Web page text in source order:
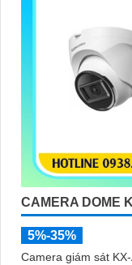
CAMERA DOME
5%-35%
Camera giám sát